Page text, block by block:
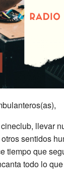
llevar
sentidos
tiempo que
todo lo